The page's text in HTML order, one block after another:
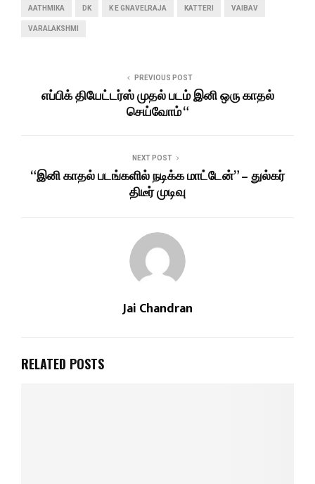
AATHMIKA DK K E GNAVELRAJA KATTERI VAIBAV
VARALAKSHMI
PREVIOUS POST
எப்பிக் தியேட்டர்ஸ் முதல் படம் இனி ஒரு காதல்
செய்வோம் “
NEXT POST
“இனி காதல் படங்களில் நடிக்க மாட்டேன்” – துல்கர்
திடீர் முடிவு
Jai Chandran
RELATED POSTS